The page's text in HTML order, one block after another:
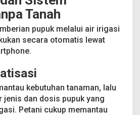
Tanah
pupuk melalui air irigasi
secara otomatis lewat
kebutuhan tanaman, lalu
jenis dan dosis pupuk yang
Petani cukup memantau